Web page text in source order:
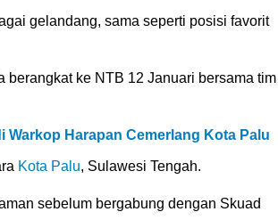
gelandang, sama seperti posisi favorit
berangkat ke NTB 12 Januari bersama tim
Harapan Cemerlang Kota Palu
Kota Palu, Sulawesi Tengah.
sebelum bergabung dengan Skuad